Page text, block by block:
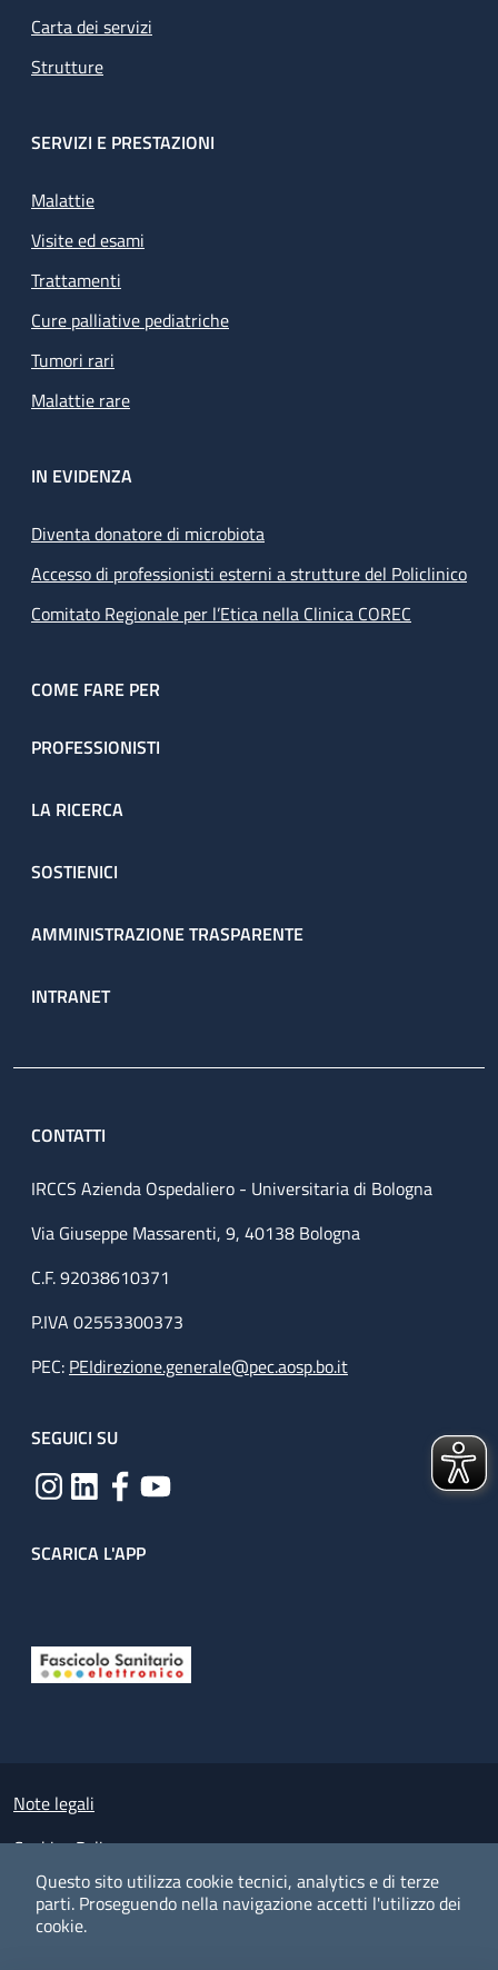
Questo sito utilizza cookie tecnici, analytics e di terze
parti. Proseguendo nella navigazione accetti l'utilizzo dei
cookie.
Carta dei servizi
Strutture
SERVIZI E PRESTAZIONI
Malattie
Visite ed esami
Trattamenti
Cure palliative pediatriche
Tumori rari
Malattie rare
IN EVIDENZA
Diventa donatore di microbiota
Accesso di professionisti esterni a strutture del Policlinico
Comitato Regionale per l’Etica nella Clinica COREC
COME FARE PER
PROFESSIONISTI
LA RICERCA
SOSTIENICI
AMMINISTRAZIONE TRASPARENTE
INTRANET
CONTATTI
IRCCS Azienda Ospedaliero - Universitaria di Bologna
Via Giuseppe Massarenti, 9, 40138 Bologna
C.F. 92038610371
P.IVA 02553300373
PEC: PEIdirezione.generale@pec.aosp.bo.it
SEGUICI SU
SCARICA L'APP
Small prints
Note legali
Cookies Policy
Policy privacy e protezione del dato personale
Albo pretorio on-line